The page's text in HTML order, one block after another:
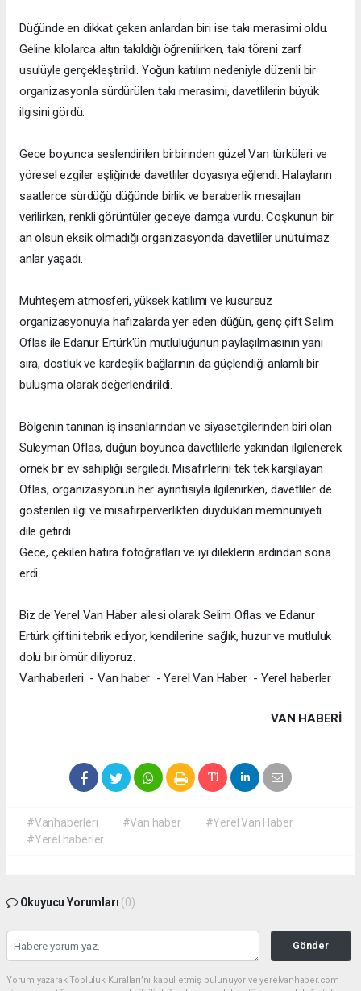
Düğünde en dikkat çeken anlardan biri ise takı merasimi oldu.
Geline kilolarca altın takıldığı öğrenilirken, takı töreni zarf
usulüyle gerçekleştirildi. Yoğun katılım nedeniyle düzenli bir
organizasyonla sürdürülen takı merasimi, davetlilerin büyük
ilgisini gördü.
Gece boyunca seslendirilen birbirinden güzel Van türküleri ve
yöresel ezgiler eşliğinde davetliler doyasıya eğlendi. Halayların
saatlerce sürdüğü düğünde birlik ve beraberlik mesajları
verilirken, renkli görüntüler geceye damga vurdu. Coşkunun bir
an olsun eksik olmadığı organizasyonda davetliler unutulmaz
anlar yaşadı.
Muhteşem atmosferi, yüksek katılımı ve kusursuz
organizasyonuyla hafızalarda yer eden düğün, genç çift Selim
Oflas ile Edanur Ertürk'ün mutluluğunun paylaşılmasının yanı
sıra, dostluk ve kardeşlik bağlarının da güçlendiği anlamlı bir
buluşma olarak değerlendirildi.
Bölgenin tanınan iş insanlarından ve siyasetçilerinden biri olan
Süleyman Oflas, düğün boyunca davetlilerle yakından ilgilenerek
örnek bir ev sahipliği sergiledi. Misafirlerini tek tek karşılayan
Oflas, organizasyonun her ayrıntısıyla ilgilenirken, davetliler de
gösterilen ilgi ve misafirperverlikten duydukları memnuniyeti
dile getirdi.
Gece, çekilen hatıra fotoğrafları ve iyi dileklerin ardından sona
erdi.
Biz de Yerel Van Haber ailesi olarak Selim Oflas ve Edanur
Ertürk çiftini tebrik ediyor, kendilerine sağlık, huzur ve mutluluk
dolu bir ömür diliyoruz.
Vanhaberleri - Van haber - Yerel Van Haber - Yerel haberler
VAN HABERİ
#Vanhaberleri #Van haber
#Yerel Van Haber
#Yerel haberler
Okuyucu Yorumları (0)
Gönder
Yorum yazarak Topluluk Kuralları’nı kabul etmiş bulunuyor ve yerelvanhaber.com